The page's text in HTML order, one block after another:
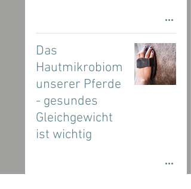
Das
Hautmikrobiom
unserer Pferde
- gesundes
Gleichgewicht
ist wichtig